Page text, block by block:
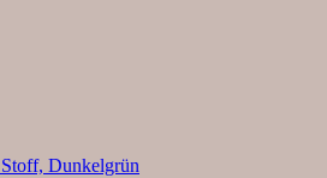
Dunkelgrün